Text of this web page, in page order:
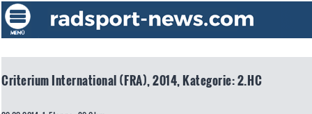
Criterium International (FRA), 2014, Kategorie: 2.HC